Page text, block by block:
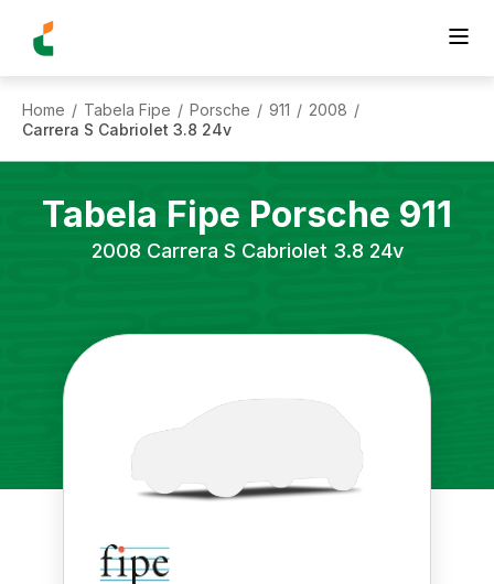
Home / Tabela Fipe / Porsche / 911 / 2008 /
Carrera S Cabriolet 3.8 24v
Tabela Fipe Porsche 911
2008 Carrera S Cabriolet 3.8 24v